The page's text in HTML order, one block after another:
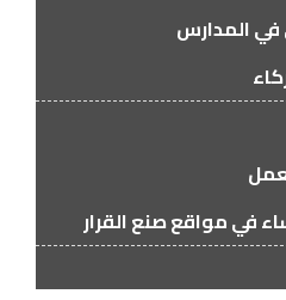
المدارس
في مواقع صنع القرار